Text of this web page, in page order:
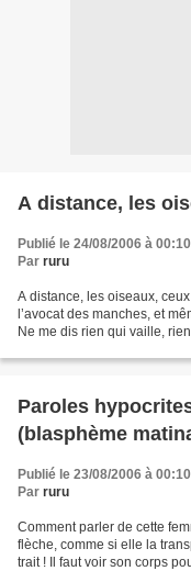
A distance, les
Publié le 24/08/2006 à 00:10
Par ruru
A distance, les oiseaux,
l’avocat des manches, et
Ne me dis rien qui vaille,
Paroles
(blasphème
Publié le 23/08/2006 à 00:10
Par ruru
Comment parler de cette
flèche, comme si elle la
trait ! Il faut voir son corps